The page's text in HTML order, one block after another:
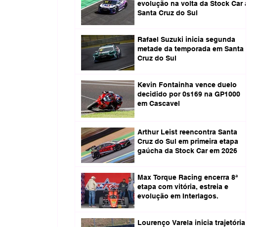
evolução na volta da Stock Car a
Santa Cruz do Sul
Rafael Suzuki inicia segunda
metade da temporada em Santa
Cruz do Sul
Kevin Fontainha vence duelo
decidido por 0s169 na GP1000
em Cascavel
Arthur Leist reencontra Santa
Cruz do Sul em primeira etapa
gaúcha da Stock Car em 2026
Max Torque Racing encerra 8ª
etapa com vitória, estreia e
evolução em Interlagos.
Lourenço Varela inicia trajetória